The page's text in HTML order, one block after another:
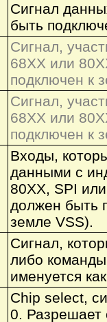
Сигнал
быть
Сигнал,
68XX или
подключен к
Сигнал,
68XX или
подключен к
Входы,
данными с
80XX, SPI
должен быть
земле VSS).
Сигнал,
либо команды
именуется
Chip select,
0.